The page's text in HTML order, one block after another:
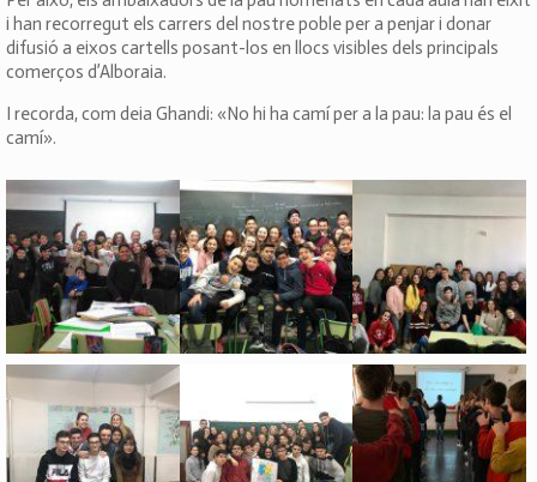
i han recorregut els carrers del nostre poble per a penjar i donar
difusió a eixos cartells posant-los en llocs visibles dels principals
comerços d’Alboraia.
I recorda, com deia Ghandi: «No hi ha camí per a la pau: la pau és el
camí».